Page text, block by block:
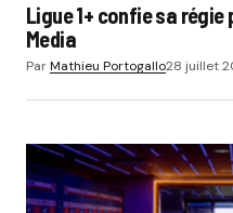
Ligue 1+ confie sa
Media
ParMathieu Portogallo28 juillet